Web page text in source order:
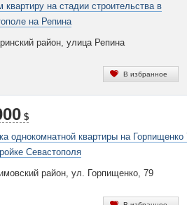
квартиру на стадии строительства в
на Репина
район, улица Репина
В избранное
$
однокомнатной квартиры на Горпищенко
Севастополя
район, ул. Горпищенко, 79